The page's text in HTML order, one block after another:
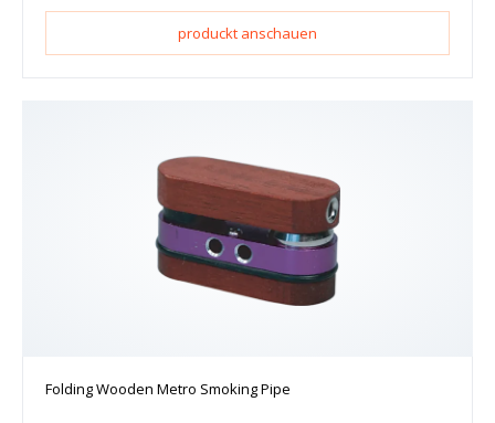
produckt anschauen
Folding Wooden Metro Smoking Pipe